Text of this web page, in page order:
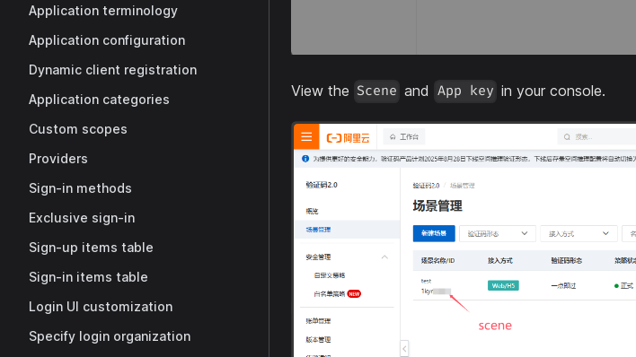
Application terminology
Application configuration
Dynamic client registration
Application categories
Custom scopes
Providers
Sign-in methods
Exclusive sign-in
Sign-up items table
Sign-in items table
Login UI customization
Specify login organization
View the Scene and App key in your console.